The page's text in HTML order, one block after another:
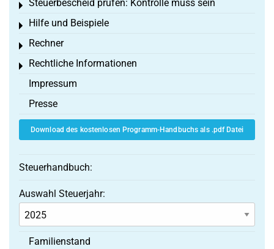
Steuerbescheid prüfen: Kontrolle muss sein
Toggle menu
Hilfe und Beispiele
Toggle menu
Rechner
Toggle menu
Rechtliche Informationen
Toggle menu
Impressum
Presse
Download des kostenlosen Programm-Handbuchs als .pdf Datei
Steuerhandbuch:
Auswahl Steuerjahr:
Familienstand